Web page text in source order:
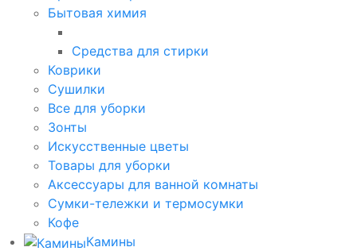
Бытовая химия
Средства для стирки
Коврики
Сушилки
Все для уборки
Зонты
Искусственные цветы
Товары для уборки
Аксессуары для ванной комнаты
Сумки-тележки и термосумки
Кофе
Камины